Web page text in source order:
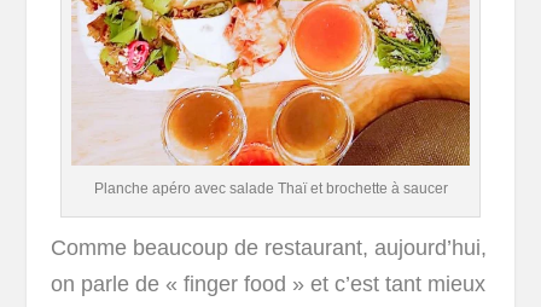
Planche apéro avec salade Thaï et brochette à saucer
Comme beaucoup de restaurant, aujourd’hui,
on parle de « finger food » et c’est tant mieux